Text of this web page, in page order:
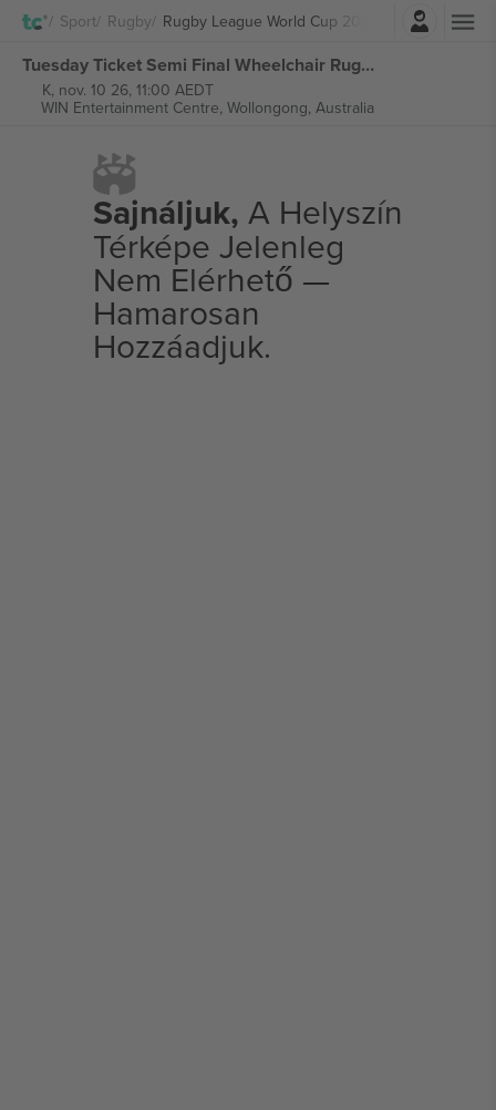
Sport Rugby Rugby League World Cup 2026
Belépés
Tuesday Ticket Semi Final Wheelchair Rugby League World Cup 2026 jegyek
K, nov. 10 26, 11:00 AEDT
WIN Entertainment Centre, Wollongong, Australia
Sajnáljuk, A Helyszín
Térképe Jelenleg
Nem Elérhető —
Hamarosan
Hozzáadjuk.